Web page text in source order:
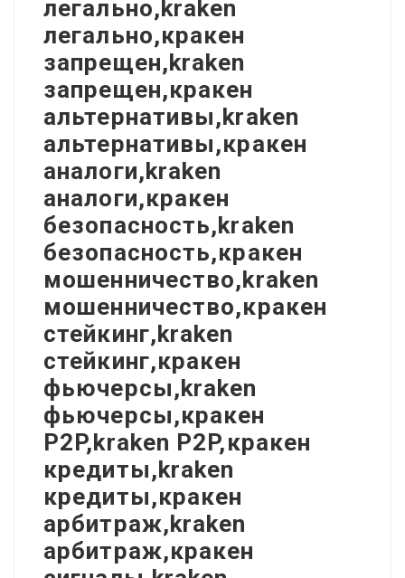
легально,kraken
легально,кракен
запрещен,kraken
запрещен,кракен
альтернативы,kraken
альтернативы,кракен
аналоги,kraken
аналоги,кракен
безопасность,kraken
безопасность,кракен
мошенничество,kraken
мошенничество,кракен
стейкинг,kraken
стейкинг,кракен
фьючерсы,kraken
фьючерсы,кракен
P2P,kraken P2P,кракен
кредиты,kraken
кредиты,кракен
арбитраж,kraken
арбитраж,кракен